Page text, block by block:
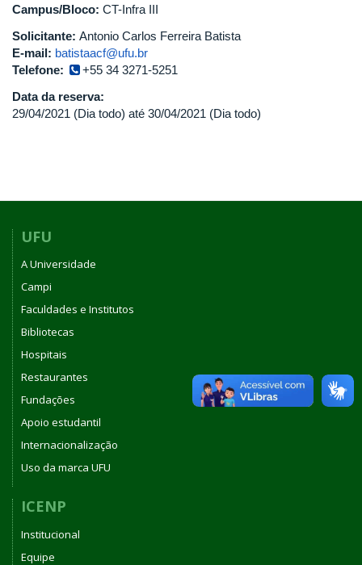
Campus/Bloco: CT-Infra III
Solicitante: Antonio Carlos Ferreira Batista
E-mail: batistaacf@ufu.br
Telefone:
+55 34 3271-5251
Data da reserva:
29/04/2021 (Dia todo) até 30/04/2021 (Dia todo)
UFU
A Universidade
Campi
Faculdades e Institutos
Bibliotecas
Hospitais
Restaurantes
Fundações
Apoio estudantil
Internacionalização
Uso da marca UFU
ICENP
Institucional
Equipe